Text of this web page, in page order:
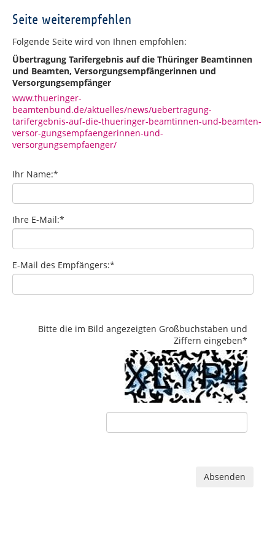
Seite weiterempfehlen
Folgende Seite wird von Ihnen empfohlen:
Übertragung Tarifergebnis auf die Thüringer Beamtinnen
und Beamten, Versorgungsempfängerinnen und
Versorgungsempfänger
www.thueringer-
beamtenbund.de/aktuelles/news/uebertragung-
tarifergebnis-auf-die-thueringer-beamtinnen-und-beamten-
versor-gungsempfaengerinnen-und-
versorgungsempfaenger/
Ihr Name:*
Ihre E-Mail:*
E-Mail des Empfängers:*
Bitte die im Bild angezeigten Großbuchstaben und
Ziffern eingeben*
Absenden